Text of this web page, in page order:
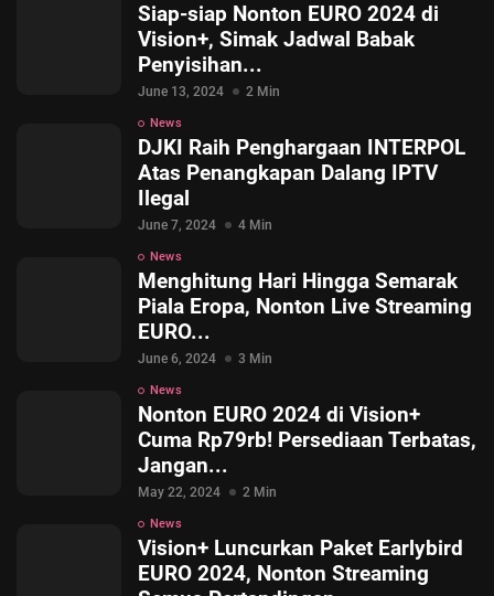
Siap-siap Nonton EURO 2024 di
Vision+, Simak Jadwal Babak
Penyisihan...
June 13, 2024 2 Min
News
DJKI Raih Penghargaan INTERPOL
Atas Penangkapan Dalang IPTV
Ilegal
June 7, 2024 4 Min
News
Menghitung Hari Hingga Semarak
Piala Eropa, Nonton Live Streaming
EURO...
June 6, 2024 3 Min
News
Nonton EURO 2024 di Vision+
Cuma Rp79rb! Persediaan Terbatas,
Jangan...
May 22, 2024 2 Min
News
Vision+ Luncurkan Paket Earlybird
EURO 2024, Nonton Streaming